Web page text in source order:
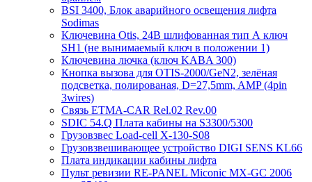
BSI 3400, Блок аварийного освещения лифта
Sodimas
Ключевина Otis, 24В шлифованная тип А ключ
SH1 (не вынимаемый ключ в положении 1)
Ключевина лючка (ключ KABA 300)
Кнопка вызова для OTIS-2000/GeN2, зелёная
подсветка, полированая, D=27,5mm, AMP (4pin
3wires)
Связь ETMA-CAR Rel.02 Rev.00
SDIC 54.Q Плата кабины на S3300/5300
Грузовзвес Load-cell X-130-S08
Грузовзвешивающее устройство DIGI SENS KL66
Плата индикации кабины лифта
Пульт ревизии RE-PANEL Miconic MX-GC 2006